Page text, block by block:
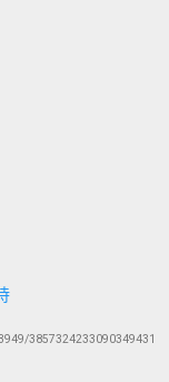
3857324233090349431